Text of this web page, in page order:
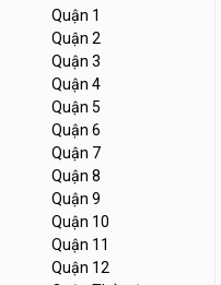
Quận 1
Quận 2
Quận 3
Quận 4
Quận 5
Quận 6
Quận 7
Quận 8
Quận 9
Quận 10
Quận 11
Quận 12